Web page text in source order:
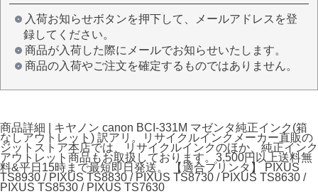
入荷お知らせボタンを押下して、メールアドレスを登
録してください。
商品が入荷した際にメールでお知らせいたします。
商品の入荷やご注文を確定するものではありません。
商品詳細 | キヤノン canon BCI-331M マゼンタ純正インク(箱
なしアウトレット) 訳アリ。リサイクルインクメーカー直販の
ジットストア本店では、リサイクルインクのほか、純正インク
アウトレット商品もお取扱しております。3,500円以上送料無
料&平日15時まで最短即日発送。 【適合プリンタ】 PIXUS
TS8930 / PIXUS TS8830 / PIXUS TS8730 / PIXUS TS8630 /
PIXUS TS8530 / PIXUS TS7630